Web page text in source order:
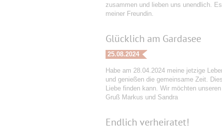
zusammen und lieben uns unendlich.
meiner Freundin.
Glücklich am Gardasee
25.08.2024
Habe am 28.04.2024 meine jetzige
und genießen die gemeinsame Zeit.
Liebe finden kann. Wir möchten
Gruß Markus und Sandra
Endlich verheiratet!